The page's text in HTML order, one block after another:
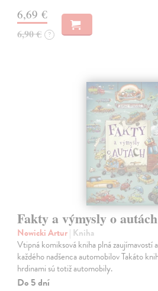
6,69 €
6,90 € ?
Fakty a výmysly o autách
Nowicki Artur| Kniha
Vtipná komiksová kniha plná
každého nadšenca automobilov Takáto
hrdinami sú totiž automobily.
Do 5 dní